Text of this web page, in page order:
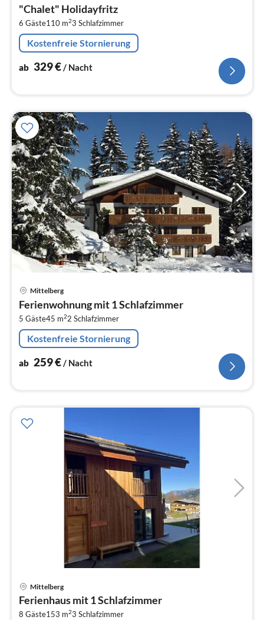
"Chalet" Holidayfritz
6 Gäste110 m23 Schlafzimmer
Kostenfreie Stornierung
ab 329€ / Nacht
Mittelberg
Ferienwohnung mit 1 Schlafzimmer
5 Gäste45 m22 Schlafzimmer
Kostenfreie Stornierung
ab 259€/ Nacht
Mittelberg
Ferienhaus mit 1 Schlafzimmer
8 Gäste153 m23 Schlafzimmer